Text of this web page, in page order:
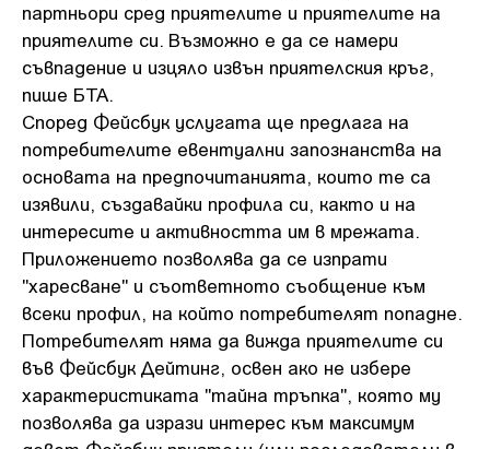
партньори сред приятелите и приятелите на
приятелите си. Възможно е да се намери
съвпадение и изцяло извън приятелския кръг,
пише БТА.
Според Фейсбук услугата ще предлага на
потребителите евентуални запознанства на
основата на предпочитанията, които те са
изявили, създавайки профила си, както и на
интересите и активността им в мрежата.
Приложението позволява да се изпрати
"харесване" и съответното съобщение към
всеки профил, на който потребителят попадне.
Потребителят няма да вижда приятелите си
във Фейсбук Дейтинг, освен ако не избере
характеристиката "тайна тръпка", която му
позволява да изрази интерес към максимум